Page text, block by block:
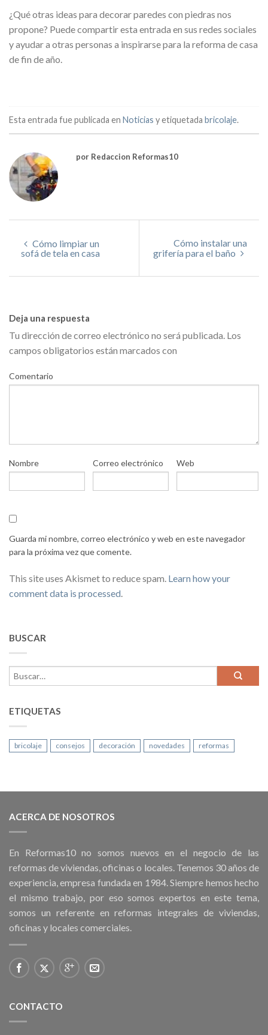
¿Qué otras ideas para decorar paredes con piedras nos
propone? Puede compartir esta entrada en sus redes sociales
y ayudar a otras personas a inspirarse para la reforma de casa
de fin de año.
Esta entrada fue publicada en Noticias y etiquetada bricolaje.
por Redaccion Reformas10
Cómo limpiar un
sofá de tela en casa
Cómo instalar una
grifería para el baño
Deja una respuesta
Tu dirección de correo electrónico no será publicada. Los
campos obligatorios están marcados con
Comentario
Nombre Correo electrónico Web
Guarda mi nombre, correo electrónico y web en este navegador
para la próxima vez que comente.
This site uses Akismet to reduce spam. Learn how your
comment data is processed.
BUSCAR
ETIQUETAS
bricolaje consejos decoración novedades reformas
ACERCA DE NOSOTROS
En Reformas10 no somos nuevos en el negocio de las
reformas de viviendas, oficinas o locales. Tenemos 30 años de
experiencia, empresa fundada en 1984. Siempre hemos hecho
el mismo trabajo, por eso somos expertos en este tema,
somos un referente en reformas integrales de viviendas,
oficinas y locales comerciales.
CONTACTO